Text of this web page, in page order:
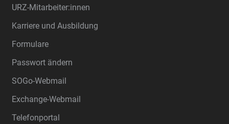
URZ-Mitarbeiter:innen
Karriere und Ausbildung
Formulare
Passwort ändern
SOGo-Webmail
Exchange-Webmail
Telefonportal